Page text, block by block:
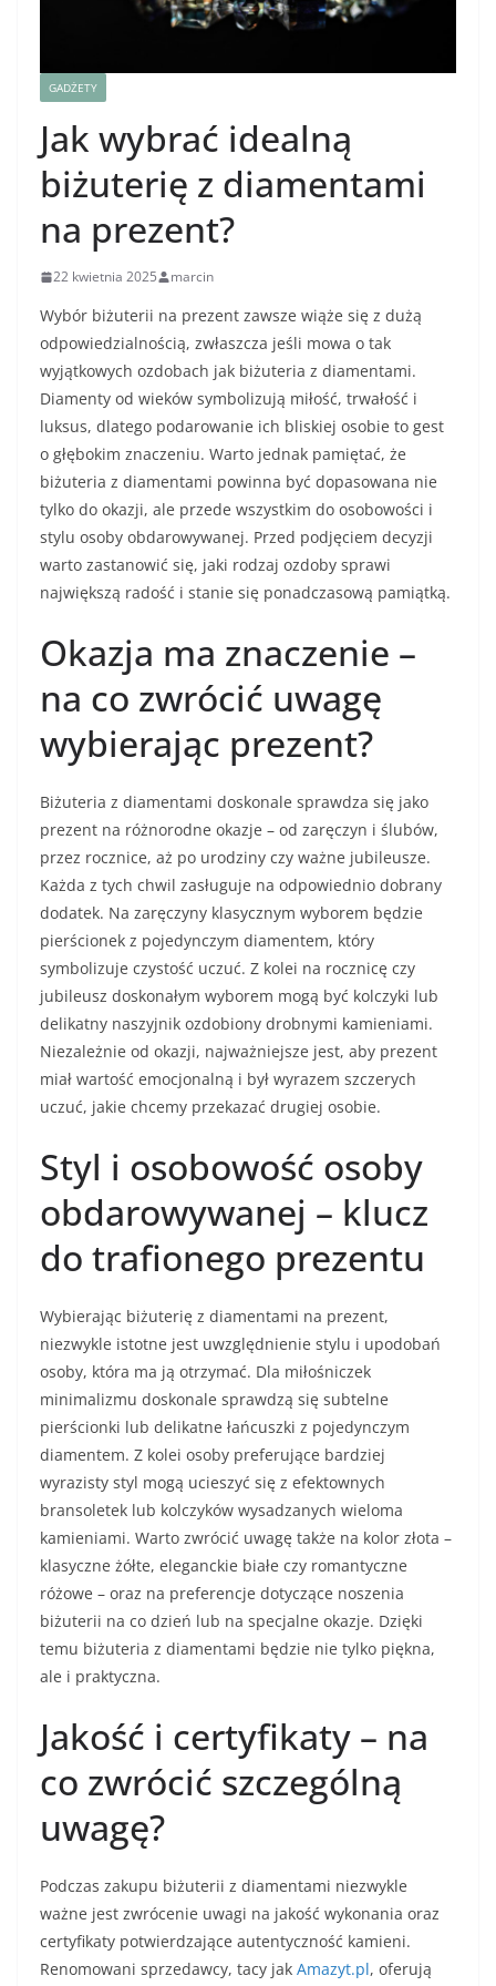
GADŻETY
Jak wybrać idealną
biżuterię z diamentami
na prezent?
22 kwietnia 2025 marcin
Wybór biżuterii na prezent zawsze wiąże się z dużą
odpowiedzialnością, zwłaszcza jeśli mowa o tak
wyjątkowych ozdobach jak biżuteria z diamentami.
Diamenty od wieków symbolizują miłość, trwałość i
luksus, dlatego podarowanie ich bliskiej osobie to gest
o głębokim znaczeniu. Warto jednak pamiętać, że
biżuteria z diamentami powinna być dopasowana nie
tylko do okazji, ale przede wszystkim do osobowości i
stylu osoby obdarowywanej. Przed podjęciem decyzji
warto zastanowić się, jaki rodzaj ozdoby sprawi
największą radość i stanie się ponadczasową pamiątką.
Okazja ma znaczenie –
na co zwrócić uwagę
wybierając prezent?
Biżuteria z diamentami doskonale sprawdza się jako
prezent na różnorodne okazje – od zaręczyn i ślubów,
przez rocznice, aż po urodziny czy ważne jubileusze.
Każda z tych chwil zasługuje na odpowiednio dobrany
dodatek. Na zaręczyny klasycznym wyborem będzie
pierścionek z pojedynczym diamentem, który
symbolizuje czystość uczuć. Z kolei na rocznicę czy
jubileusz doskonałym wyborem mogą być kolczyki lub
delikatny naszyjnik ozdobiony drobnymi kamieniami.
Niezależnie od okazji, najważniejsze jest, aby prezent
miał wartość emocjonalną i był wyrazem szczerych
uczuć, jakie chcemy przekazać drugiej osobie.
Styl i osobowość osoby
obdarowywanej – klucz
do trafionego prezentu
Wybierając biżuterię z diamentami na prezent,
niezwykle istotne jest uwzględnienie stylu i upodobań
osoby, która ma ją otrzymać. Dla miłośniczek
minimalizmu doskonale sprawdzą się subtelne
pierścionki lub delikatne łańcuszki z pojedynczym
diamentem. Z kolei osoby preferujące bardziej
wyrazisty styl mogą ucieszyć się z efektownych
bransoletek lub kolczyków wysadzanych wieloma
kamieniami. Warto zwrócić uwagę także na kolor złota –
klasyczne żółte, eleganckie białe czy romantyczne
różowe – oraz na preferencje dotyczące noszenia
biżuterii na co dzień lub na specjalne okazje. Dzięki
temu biżuteria z diamentami będzie nie tylko piękna,
ale i praktyczna.
Jakość i certyfikaty – na
co zwrócić szczególną
uwagę?
Podczas zakupu biżuterii z diamentami niezwykle
ważne jest zwrócenie uwagi na jakość wykonania oraz
certyfikaty potwierdzające autentyczność kamieni.
Renomowani sprzedawcy, tacy jak Amazyt.pl, oferują